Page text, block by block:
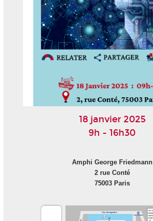
18 janvier 2025
9h - 16h30
Amphi George Friedmann
2 rue Conté
75003 Paris